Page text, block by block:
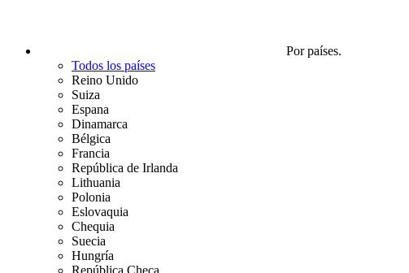
Por países.
Todos los países
Reino Unido
Suiza
Espana
Dinamarca
Bélgica
Francia
República de Irlanda
Lithuania
Polonia
Eslovaquia
Chequia
Suecia
Hungría
República Checa